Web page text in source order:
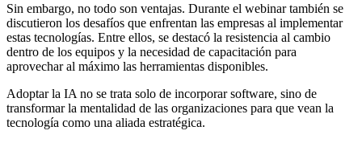
Sin embargo, no todo son ventajas. Durante el webinar también se
discutieron los desafíos que enfrentan las empresas al implementar
estas tecnologías. Entre ellos, se destacó la resistencia al cambio
dentro de los equipos y la necesidad de capacitación para
aprovechar al máximo las herramientas disponibles.
Adoptar la IA no se trata solo de incorporar software, sino de
transformar la mentalidad de las organizaciones para que vean la
tecnología como una aliada estratégica.